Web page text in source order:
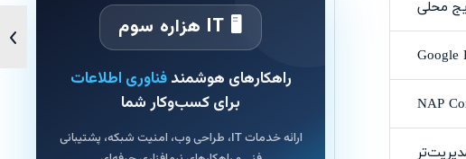
Google
🖥 IT هزاره سوم
راهکارهای هوشمندفناوری اطلاعات
برای کسب‌وکار شما
ارائه خدمات IT، طراحی وب، امنیت شبکه، پشتیبانی